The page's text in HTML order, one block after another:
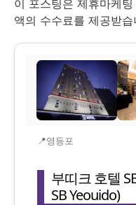
이 포스팅은 제휴마케
액의 수수료를 제공받습
📍영등포
부띠크 호텔
SB Yeouido)